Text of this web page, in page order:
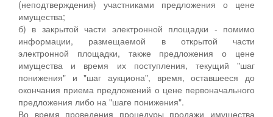
(неподтверждения) участниками предложения о цене
имущества;
б) в закрытой части электронной площадки - помимо
информации, размещаемой в открытой части
электронной площадки, также предложения о цене
имущества и время их поступления, текущий "шаг
понижения" и "шаг аукциона", время, оставшееся до
окончания приема предложений о цене первоначального
предложения либо на "шаге понижения".
Во время проведения процедуры продажи имущества